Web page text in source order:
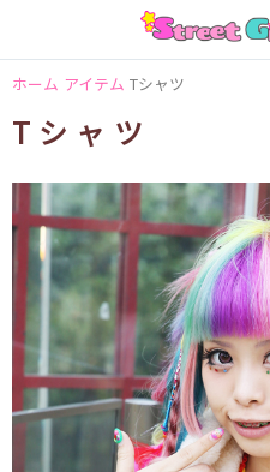
ホーム アイテム Tシャツ
Tシャツ